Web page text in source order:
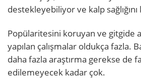
destekleyebiliyor ve kalp
Popülaritesini koruyan ve gitgide
yapılan çalışmalar oldukça fazla.
daha fazla araştırma gerekse de
edilemeyecek kadar çok.